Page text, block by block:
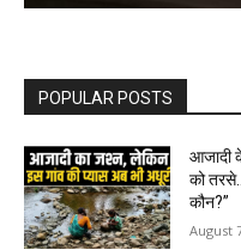
POPULAR POSTS
आजादी
को
कौन?”
August